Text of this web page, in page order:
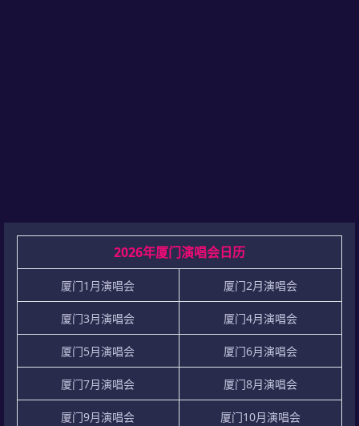
2026年厦门演唱会日历
厦门1月演唱会 厦门2月演唱会
厦门3月演唱会 厦门4月演唱会
厦门5月演唱会 厦门6月演唱会
厦门7月演唱会 厦门8月演唱会
厦门9月演唱会 厦门10月演唱会